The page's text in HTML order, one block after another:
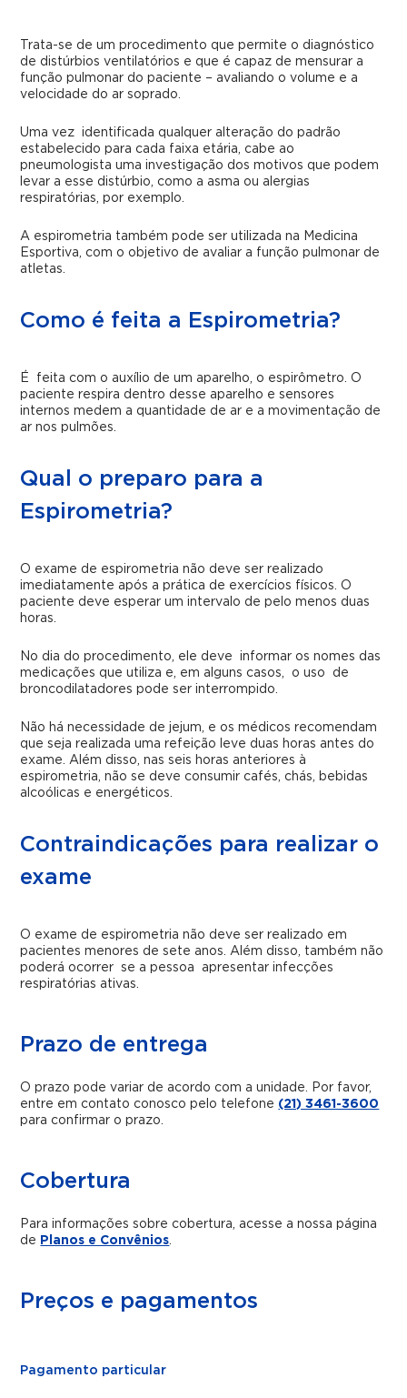
Trata-se de um procedimento que permite o diagnóstico
de distúrbios ventilatórios e que é capaz de mensurar a
função pulmonar do paciente – avaliando o volume e a
velocidade do ar soprado.
Uma vez identificada qualquer alteração do padrão
estabelecido para cada faixa etária, cabe ao
pneumologista uma investigação dos motivos que podem
levar a esse distúrbio, como a asma ou alergias
respiratórias, por exemplo.
A espirometria também pode ser utilizada na Medicina
Esportiva, com o objetivo de avaliar a função pulmonar de
atletas.
Como é feita a Espirometria?
É feita com o auxílio de um aparelho, o espirômetro. O
paciente respira dentro desse aparelho e sensores
internos medem a quantidade de ar e a movimentação de
ar nos pulmões.
Qual o preparo para a
Espirometria?
O exame de espirometria não deve ser realizado
imediatamente após a prática de exercícios físicos. O
paciente deve esperar um intervalo de pelo menos duas
horas.
No dia do procedimento, ele deve informar os nomes das
medicações que utiliza e, em alguns casos, o uso de
broncodilatadores pode ser interrompido.
Não há necessidade de jejum, e os médicos recomendam
que seja realizada uma refeição leve duas horas antes do
exame. Além disso, nas seis horas anteriores à
espirometria, não se deve consumir cafés, chás, bebidas
alcoólicas e energéticos.
Contraindicações para realizar o
exame
O exame de espirometria não deve ser realizado em
pacientes menores de sete anos. Além disso, também não
poderá ocorrer se a pessoa apresentar infecções
respiratórias ativas.
Prazo de entrega
O prazo pode variar de acordo com a unidade. Por favor,
entre em contato conosco pelo telefone (21) 3461-3600
para confirmar o prazo.
Cobertura
Para informações sobre cobertura, acesse a nossa página
de Planos e Convênios.
Preços e pagamentos
Pagamento particular